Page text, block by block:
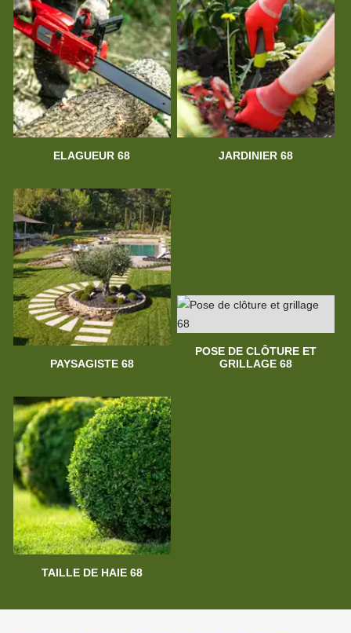
ELAGUEUR 68 JARDINIER 68
PAYSAGISTE 68
POSE DE CLÔTURE ET
GRILLAGE 68
TAILLE DE HAIE 68